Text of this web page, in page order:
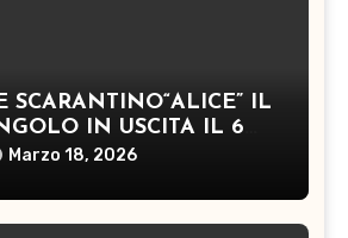
SCARANTINO“ALICE” IL
IN USCITA IL 6
Marzo 18, 2026